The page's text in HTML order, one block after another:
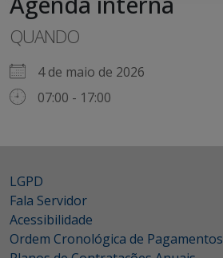
QUANDO
4 de maio de 2026
07:00 - 17:00
LGPD
Fala Servidor
Acessibilidade
Ordem Cronológica de Pagamentos